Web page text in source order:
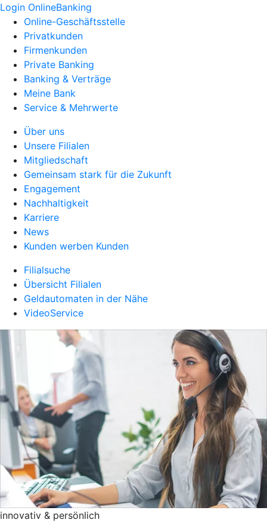
Login OnlineBanking
Online-Geschäftsstelle
Privatkunden
Firmenkunden
Private Banking
Banking & Verträge
Meine Bank
Service & Mehrwerte
Über uns
Unsere Filialen
Mitgliedschaft
Gemeinsam stark für die Zukunft
Engagement
Nachhaltigkeit
Karriere
News
Kunden werben Kunden
Filialsuche
Übersicht Filialen
Geldautomaten in der Nähe
VideoService
innovativ & persönlich